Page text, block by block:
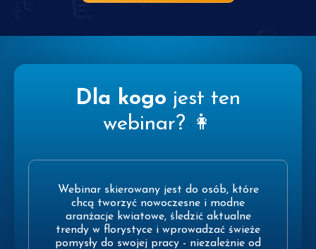
Dla kogo jest ten
webinar? 👩
Webinar skierowany jest do osób, które
chcą tworzyć nowoczesne i modne
aranżacje kwiatowe, śledzić aktualne
trendy w florystyce i wprowadzać świeże
pomysły do swojej pracy - niezależnie od